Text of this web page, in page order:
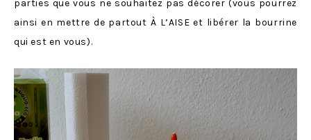
parties que vous ne souhaitez pas décorer (vous pourrez
ainsi en mettre de partout À L’AISE et libérer la bourrine
qui est en vous).